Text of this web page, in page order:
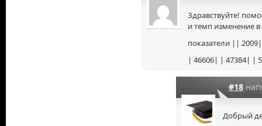
Здравствуйте!
и темп изменение в
показатели ||
| 46606| | 47384| |
#18
Добрый